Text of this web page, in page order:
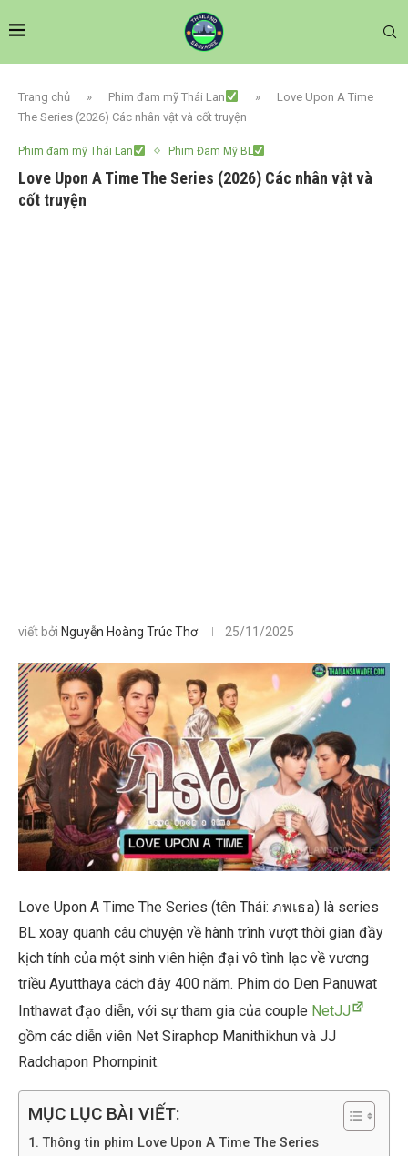
Trang chủ » Phim đam mỹ Thái Lan »
Love Upon A Time
The Series (2026) Các nhân vật và cốt truyện
Phim đam mỹ Thái Lan Phim Đam Mỹ BL
Love Upon A Time The Series (2026) Các nhân vật và
cốt truyện
viết bởi Nguyễn Hoàng Trúc Thơ 25/11/2025
Love Upon A Time The Series (tên Thái: ภพเธอ) là series
BL xoay quanh câu chuyện về hành trình vượt thời gian đầy
kịch tính của một sinh viên hiện đại vô tình lạc về vương
triều Ayutthaya cách đây 400 năm. Phim do Den Panuwat
Inthawat đạo diễn, với sự tham gia của couple NetJJ
gồm các diễn viên Net Siraphop Manithikhun và JJ
Radchapon Phornpinit.
MỤC LỤC BÀI VIẾT:
Thông tin phim Love Upon A Time The Series